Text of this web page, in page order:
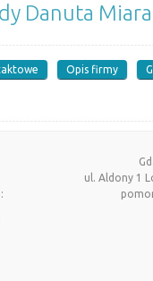
Danuta Miara
Opis firmy
ul. Aldony 1